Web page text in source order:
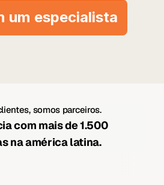
um especialista
somos parceiros.
com mais de 1.500
na américa latina.